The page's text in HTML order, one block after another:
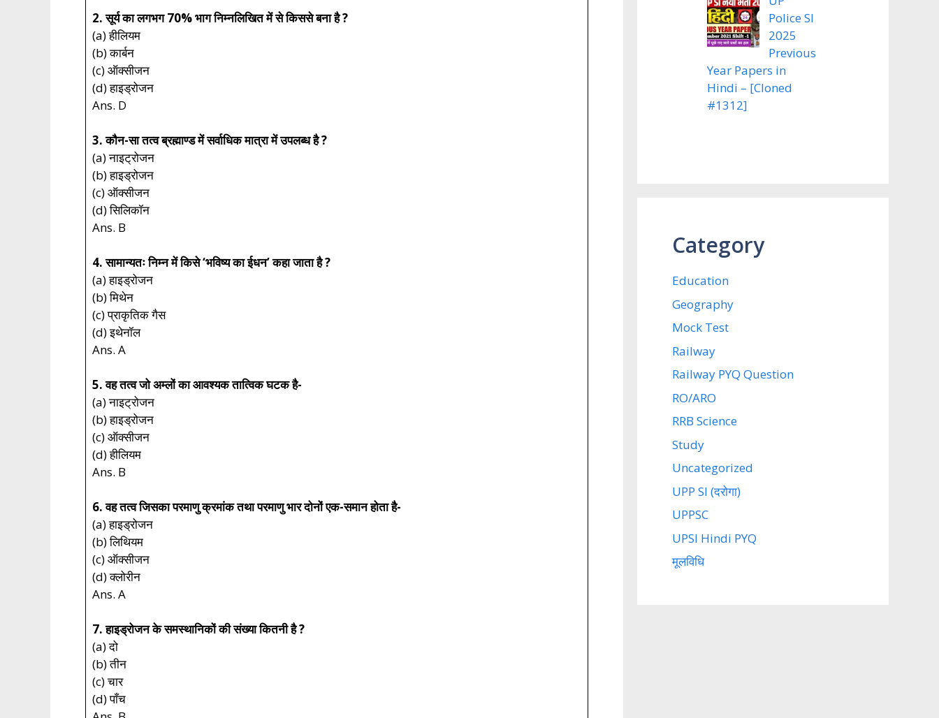
2. सूर्य का लगभग 70% भाग निम्नलिखित में से किससे बना है ?
(a) हीलियम
(b) कार्बन
(c) ऑक्सीजन
(d) हाइड्रोजन
Ans. D
3. कौन-सा तत्व ब्रह्माण्ड में सर्वाधिक मात्रा में उपलब्ध है ?
(a) नाइट्रोजन
(b) हाइड्रोजन
(c) ऑक्सीजन
(d) सिलिकॉन
Ans. B
4. सामान्यतः निम्न में किसे ‘भविष्य का ईधन’ कहा जाता है ?
(a) हाइड्रोजन
(b) मिथेन
(c) प्राकृतिक गैस
(d) इथेनॉल
Ans. A
5. वह तत्व जो अम्लों का आवश्यक तात्विक घटक है-
(a) नाइट्रोजन
(b) हाइड्रोजन
(c) ऑक्सीजन
(d) हीलियम
Ans. B
6. वह तत्व जिसका परमाणु क्रमांक तथा परमाणु भार दोनों एक-समान होता है-
(a) हाइड्रोजन
(b) लिथियम
(c) ऑक्सीजन
(d) क्लोरीन
Ans. A
7. हाइड्रोजन के समस्थानिकों की संख्या कितनी है ?
(a) दो
(b) तीन
(c) चार
(d) पाँच
Police SI
2025
Previous
Year Papers in
Hindi – [Cloned
#1312]
Category
Education
Geography
Mock Test
Railway
Railway PYQ Question
RO/ARO
RRB Science
Study
Uncategorized
UPP SI (दरोगा)
UPPSC
UPSI Hindi PYQ
मूलविधि